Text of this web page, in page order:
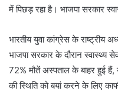
में पिछड़ रहा है। भाजपा सरकार
भारतीय युवा कांग्रेस के राष्ट्रीय
भाजपा सरकार के दौरान स्वास्थ्य
72% मौतें अस्पताल के बाहर हुई
की स्थिति को बयां करने के लिए